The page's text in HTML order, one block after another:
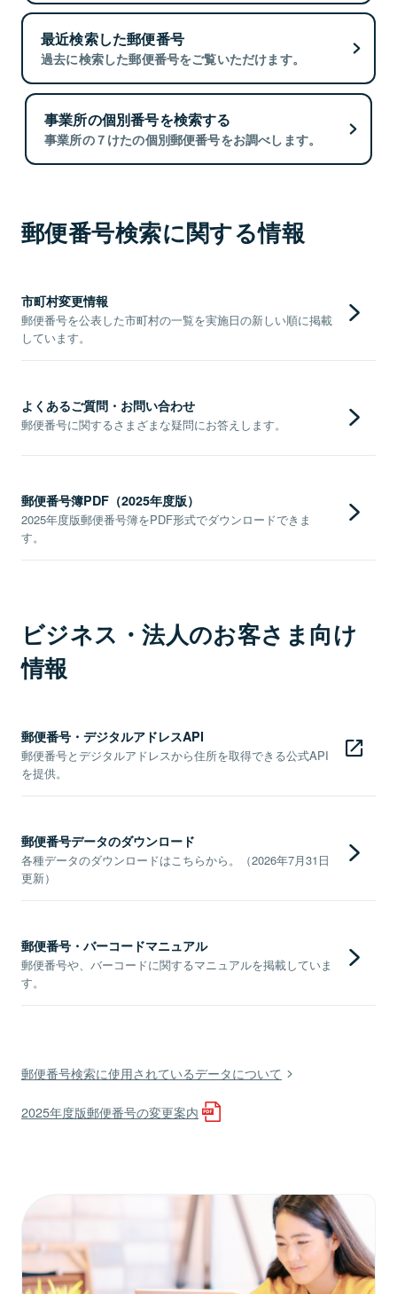
最近検索した郵便番号
過去に検索した郵便番号をご覧いただけます。
事業所の個別番号を検索する
事業所の７けたの個別郵便番号をお調べします。
郵便番号検索に関する情報
市町村変更情報
郵便番号を公表した市町村の一覧を実施日の新しい順に掲載
しています。
よくあるご質問・お問い合わせ
郵便番号に関するさまざまな疑問にお答えします。
郵便番号簿PDF（2025年度版）
2025年度版郵便番号簿をPDF形式でダウンロードできま
す。
ビジネス・法人のお客さま向け
情報
郵便番号・デジタルアドレスAPI
郵便番号とデジタルアドレスから住所を取得できる公式API
を提供。
郵便番号データのダウンロード
各種データのダウンロードはこちらから。（2026年7月31日
更新）
郵便番号・バーコードマニュアル
郵便番号や、バーコードに関するマニュアルを掲載していま
す。
郵便番号検索に使用されているデータについて
2025年度版郵便番号の変更案内